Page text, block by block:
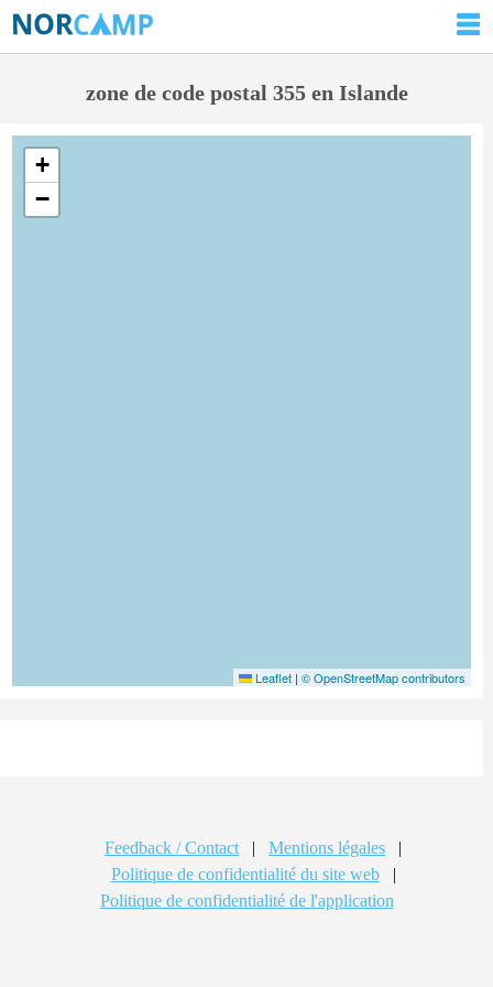
zone de code postal 355 en Islande
+
−
Leaflet | © OpenStreetMap contributors
Feedback / Contact | Mentions légales
|
Politique de confidentialité du site web
|
Politique de confidentialité de l'application